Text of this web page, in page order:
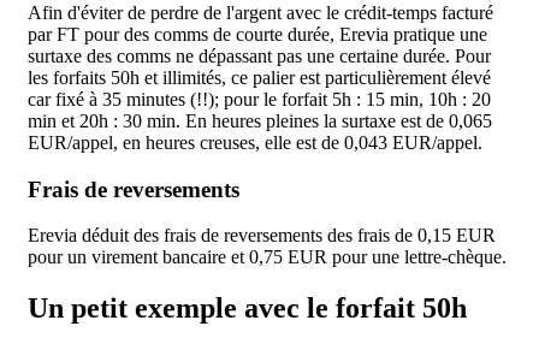
Afin d'éviter de perdre de l'argent avec le crédit-temps facturé
par FT pour des comms de courte durée, Erevia pratique une
surtaxe des comms ne dépassant pas une certaine durée. Pour
les forfaits 50h et illimités, ce palier est particulièrement élevé
car fixé à 35 minutes (!!); pour le forfait 5h : 15 min, 10h : 20
min et 20h : 30 min. En heures pleines la surtaxe est de 0,065
EUR/appel, en heures creuses, elle est de 0,043 EUR/appel.
Frais de reversements
Erevia déduit des frais de reversements des frais de 0,15 EUR
pour un virement bancaire et 0,75 EUR pour une lettre-chèque.
Un petit exemple avec le forfait 50h